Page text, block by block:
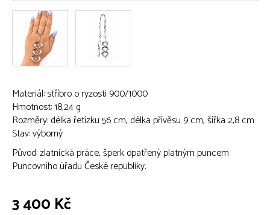
Materiál: stříbro o ryzosti 900/1000
Hmotnost: 18,24 g
Rozměry: délka řetízku 56 cm, délka přívěsu 9 cm, šířka 2,8 cm
Stav: výborný
Původ: zlatnická práce, šperk opatřený platným puncem
Puncovního úřadu České republiky.
3 400 Kč